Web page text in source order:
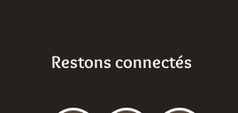
Restons connectés